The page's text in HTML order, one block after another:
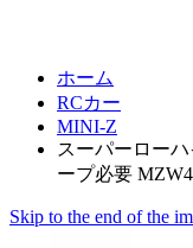
ホーム
RCカー
MINI-Z
スーパーロー
ープ必要
Skip to the end of the